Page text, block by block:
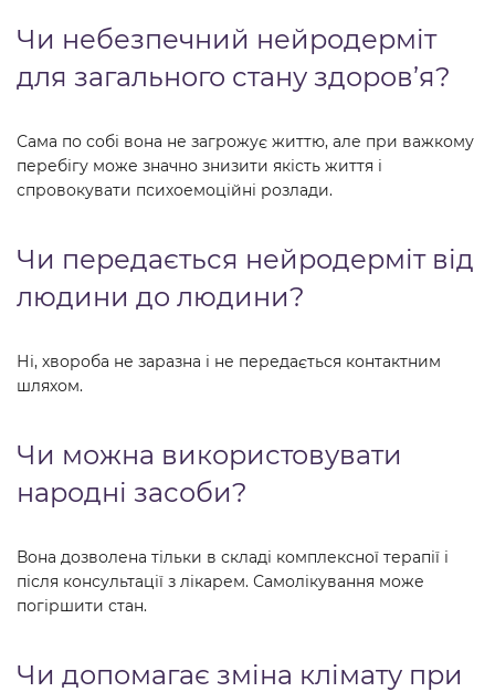
Чи небезпечний нейродерміт
для загального стану здоров’я?
Сама по собі вона не загрожує життю, але при важкому
перебігу може значно знизити якість життя і
спровокувати психоемоційні розлади.
Чи передається нейродерміт від
людини до людини?
Ні, хвороба не заразна і не передається контактним
шляхом.
Чи можна використовувати
народні засоби?
Вона дозволена тільки в складі комплексної терапії і
після консультації з лікарем. Самолікування може
погіршити стан.
Чи допомагає зміна клімату при